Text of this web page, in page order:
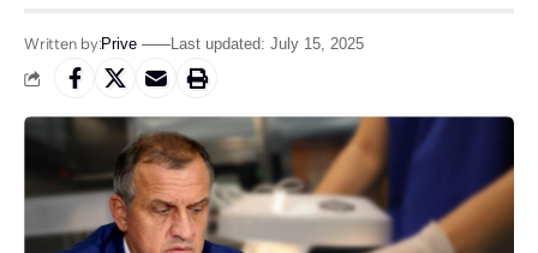
Written by:Prive Last updated: July 15, 2025